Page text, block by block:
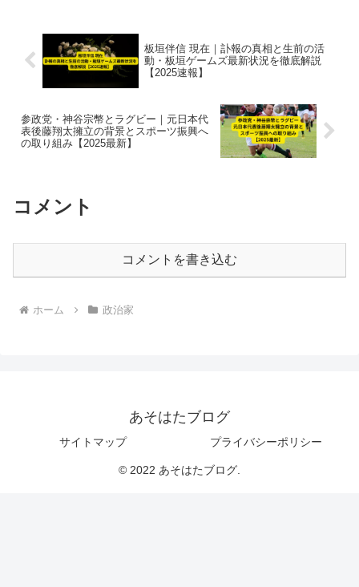
板垣伴信 現在｜訃報の真相と生前の活
動・板垣ゲームズ最新状況を徹底解説
【2025速報】
参政党・神谷宗幣とラグビー｜元日本代
表後藤翔太擁立の背景とスポーツ振興へ
の取り組み【2025最新】
コメント
コメントを書き込む
ホーム 政治家
あそはたブログ
サイトマップ プライバシーポリシー
© 2022 あそはたブログ.